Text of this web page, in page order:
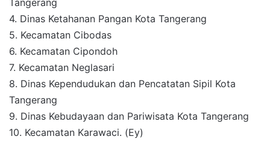
4. Dinas Ketahanan Pangan Kota Tangerang
5. Kecamatan Cibodas
6. Kecamatan Cipondoh
7. Kecamatan Neglasari
8. Dinas Kependudukan dan Pencatatan Sipil Kota
Tangerang
9. Dinas Kebudayaan dan Pariwisata Kota Tangerang
10. Kecamatan Karawaci. (Ey)